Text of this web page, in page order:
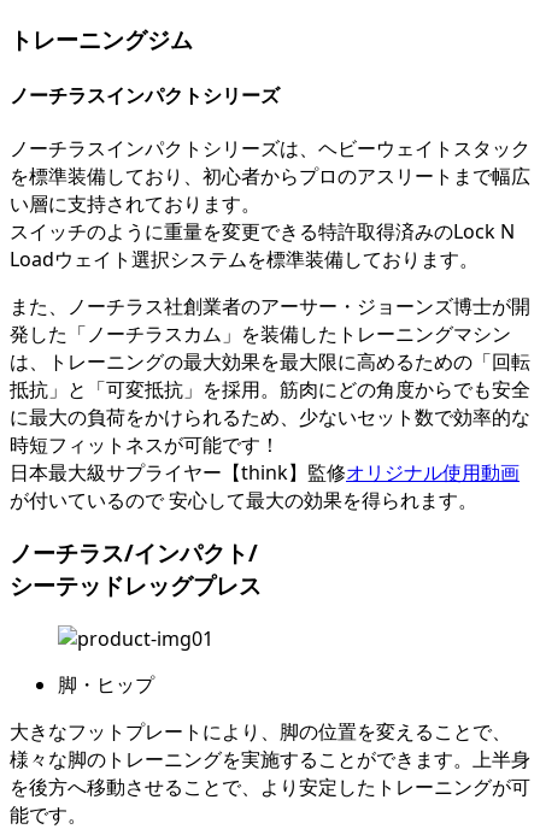
トレーニングジム
ノーチラスインパクトシリーズ
ノーチラスインパクトシリーズは、ヘビーウェイトスタック
を標準装備しており、初心者からプロのアスリートまで幅広
い層に支持されております。
スイッチのように重量を変更できる特許取得済みのLock N
Loadウェイト選択システムを標準装備しております。
また、ノーチラス社創業者のアーサー・ジョーンズ博士が開
発した「ノーチラスカム 」を装備したトレーニングマシン
は、トレーニングの最大効果を最大限に高めるための「回転
抵抗 」と「可変抵抗 」を採用。筋肉にどの角度からでも安全
に最大の負荷をかけられるため、 少ないセット数で効率的な
時短フィットネスが可能です！
日本最大級サプライヤー【think】監修オリジナル使用動画
が付いているので 安心して最大の効果を得られます。
ノーチラス/インパクト/
シーテッドレッグプレス
脚・ヒップ
大きなフットプレートにより、脚の位置を変えることで、
様々な脚のトレーニングを実施することができます。上半身
を後方へ移動させることで、より安定したトレーニングが可
能です。